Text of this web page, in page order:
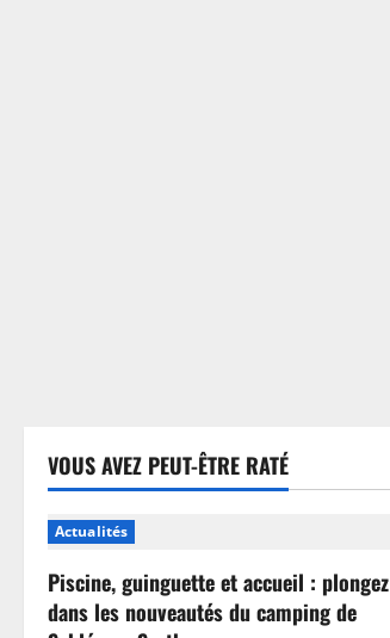
VOUS AVEZ PEUT-ÊTRE RATÉ
Actualités
Piscine, guinguette et accueil : plongez
dans les nouveautés du camping de